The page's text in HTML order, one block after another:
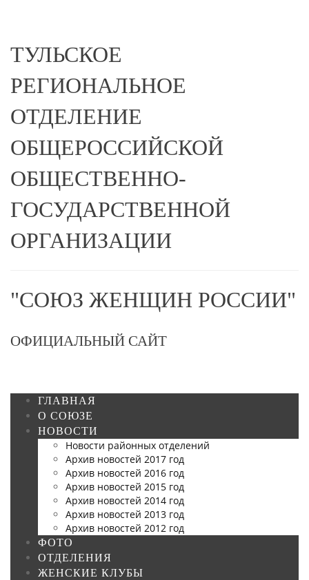
ТУЛЬСКОЕ
РЕГИОНАЛЬНОЕ
ОТДЕЛЕНИЕ
ОБЩЕРОССИЙСКОЙ
ОБЩЕСТВЕННО-
ГОСУДАРСТВЕННОЙ
ОРГАНИЗАЦИИ
"СОЮЗ ЖЕНЩИН РОССИИ"
ОФИЦИАЛЬНЫЙ САЙТ
ГЛАВНАЯ
О СОЮЗЕ
НОВОСТИ
Новости районных отделений
Архив новостей 2017 год
Архив новостей 2016 год
Архив новостей 2015 год
Архив новостей 2014 год
Архив новостей 2013 год
Архив новостей 2012 год
ФОТО
ОТДЕЛЕНИЯ
ЖЕНСКИЕ КЛУБЫ